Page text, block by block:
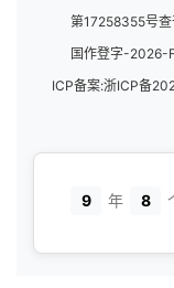
第17258355号
国作登字-2026-
ICP备案:浙ICP备
9
年 8